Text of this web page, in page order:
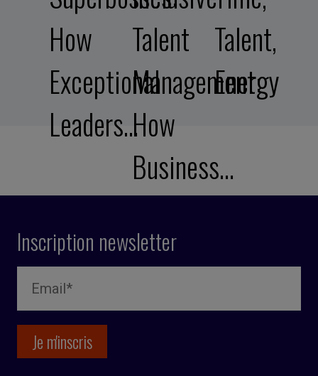
How
Exceptional
Leaders…
Talent
Management:
How
Business…
Talent,
Energy
Inscription newsletter